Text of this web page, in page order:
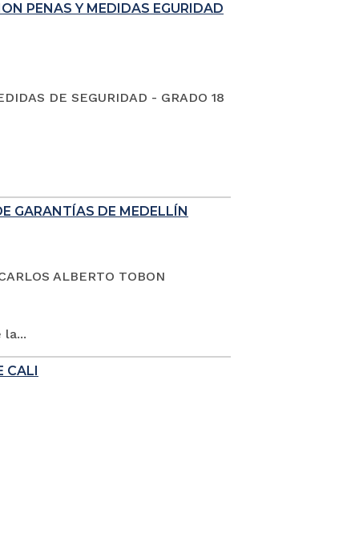
PENAS Y MEDIDAS EGURIDAD
DE SEGURIDAD - GRADO 18
GARANTÍAS DE MEDELLÍN
ALBERTO TOBON
la...
CALI